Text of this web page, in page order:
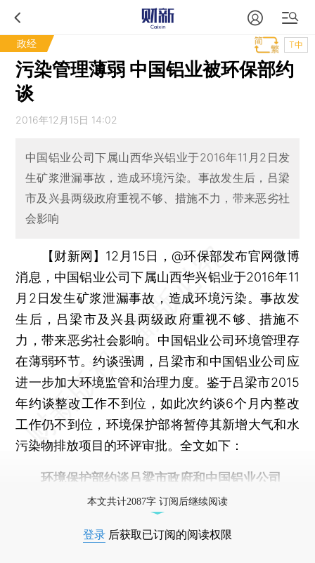
政经 T中
污染管理薄弱 中国铝业被环保部约
谈
2016年12月15日 14:02
中国铝业公司下属山西华兴铝业于2016年11月2日发
生矿浆泄漏事故，造成环境污染。事故发生后，吕梁
市及兴县两级政府重视不够、措施不力，带来恶劣社
会影响
【财新网】 12月15日，@环保部发布官网微博
消息，中国铝业公司下属山西华兴铝业于2016年11
月2日发生矿浆泄漏事故，造成环境污染。事故发
生后，吕梁市及兴县两级政府重视不够、措施不
力，带来恶劣社会影响。中国铝业公司环境管理存
在薄弱环节。约谈强调，吕梁市和中国铝业公司应
进一步加大环境监管和治理力度。鉴于吕梁市2015
年约谈整改工作不到位，如此次约谈6个月内整改
工作仍不到位，环境保护部将暂停其新增大气和水
污染物排放项目的环评审批。全文如下：
环境保护部约谈吕梁市政府和中国铝业公司
本文共计2087字 订阅后继续阅读
登录 后获取已订阅的阅读权限